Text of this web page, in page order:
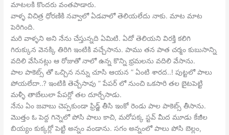
మాటలకి కొందరు వంతపాడారు.
వాళ్ళ విచిత్ర ధోరణికి నవ్వాలో ఏడవాలో తెలియలేదు నాకు. మాట మాట
పెరిగింది.
మరి వాళ్ళని అని నేను చేస్తున్నది ఏమిటి. ఏదో తెలియని విరక్తి కలిగి
గిరుక్కున వెనక్కి తిరిగి ఇంటికి వచ్చేసాను. పాము తన పాత చర్మం కుబుసాన్ని
వదిలి వేసినట్లు ఆ రోజుతో నాలో ఉన్న కొన్ని భ్రమలను వదిలి వేసాను.
పాల పాకెట్స్ తో ఒచ్చిన నన్ను చూసి ఆయన ” ఏంటి శారద..! పుట్టలో పాలు
పోయలేదా..? ఇంటికి తెచ్చేసావు ” పేపర్ లో నుంచి ఒకసారి తల బైటపెట్టి
మళ్ళీ తాబేలులా పేపర్లో తల దూర్చేసాడు.
నేను ఏం జవాబు చెప్పకుండా ఫ్రిడ్జ్ తీసి ఇంకో రెండు పాల పాకెట్స్ తీసాను.
మొత్తం ఓ పెద్ద గిన్నెలో పోసి పాలు కాచి, మరోపక్క స్టవ్ మీద మూడు కేజీల
బియ్యం కుక్కర్లో పెట్టి అన్నం వండాను. సగం అన్నంలో పాలు పోసి బెల్లం,